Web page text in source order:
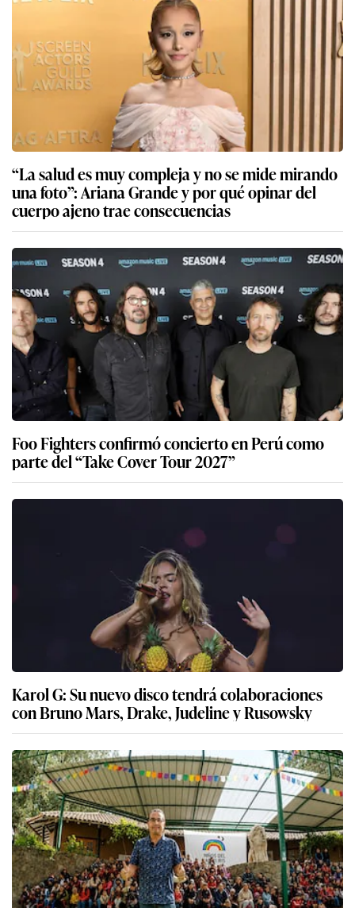
“La salud es muy compleja y no se mide mirando
una foto”: Ariana Grande y por qué opinar del
cuerpo ajeno trae consecuencias
Foo Fighters confirmó concierto en Perú como
parte del “Take Cover Tour 2027”
Karol G: Su nuevo disco tendrá colaboraciones
con Bruno Mars, Drake, Judeline y Rusowsky